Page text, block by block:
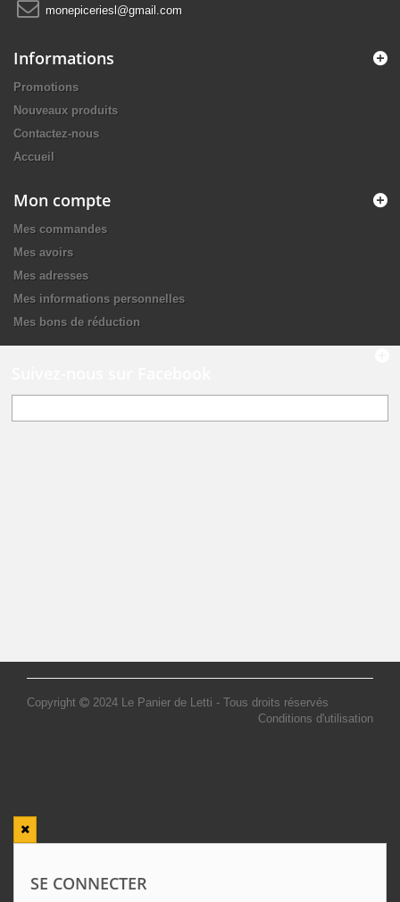
monepiceriesl@gmail.com
Informations
Promotions
Nouveaux produits
Contactez-nous
Accueil
Mon compte
Mes commandes
Mes avoirs
Mes adresses
Mes informations personnelles
Mes bons de réduction
Copyright
2024 Le Panier de Letti - Tous droits réservés
Conditions d'utilisation
SE CONNECTER